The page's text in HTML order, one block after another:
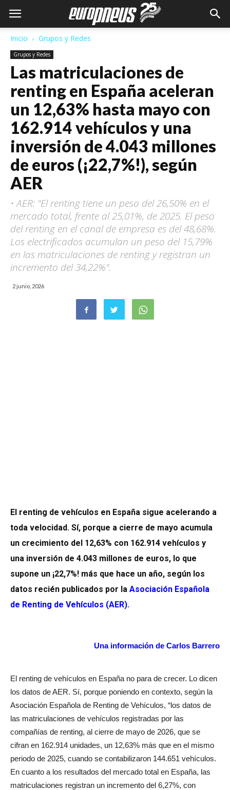
Inicio Grupos y Redes
Grupos y Redes
Las matriculaciones de
renting en España aceleran
un 12,63% hasta mayo con
162.914 vehículos y una
inversión de 4.043 millones
de euros (¡22,7%!), según
AER
• AER: "El renting tiene un peso del 26,50% en el
mercado total, frente al 25,01%, de 2025. El peso
del renting en el canal de empresa es del 48,68%.
Los electrificados acumulan un peso del 15,79%
en las matriculaciones de renting y registran un
incremento del 34,22%".
2 junio, 2026
El renting de vehículos en España sigue acelerando a
toda velocidad. Sí, porque a cierre de mayo acumula
un crecimiento del 12,63% con 162.914 vehículos y
una inversión de 4.043 millones de euros, lo que
supone un ¡22,7%! más que hace un año, según los
datos recién publicados por la Asociación Española
de Renting de Vehículos (AER).
Una información de Carlos Barrero
El renting de vehículos en España no para de crecer. Lo dicen
los datos de AER. Sí, porque poniendo en contexto, según la
Asociación Española de Renting de Vehículos, “los datos de
las matriculaciones de vehículos registradas por las
compañías de renting, al cierre de mayo de 2026, que se
cifran en 162.914 unidades, un 12,63% más que en el mismo
periodo de 2025, cuando se contabilizaron 144.651 vehículos.
En cuanto a los resultados del mercado total en España, las
matriculaciones registran un incremento del 6,27%, con